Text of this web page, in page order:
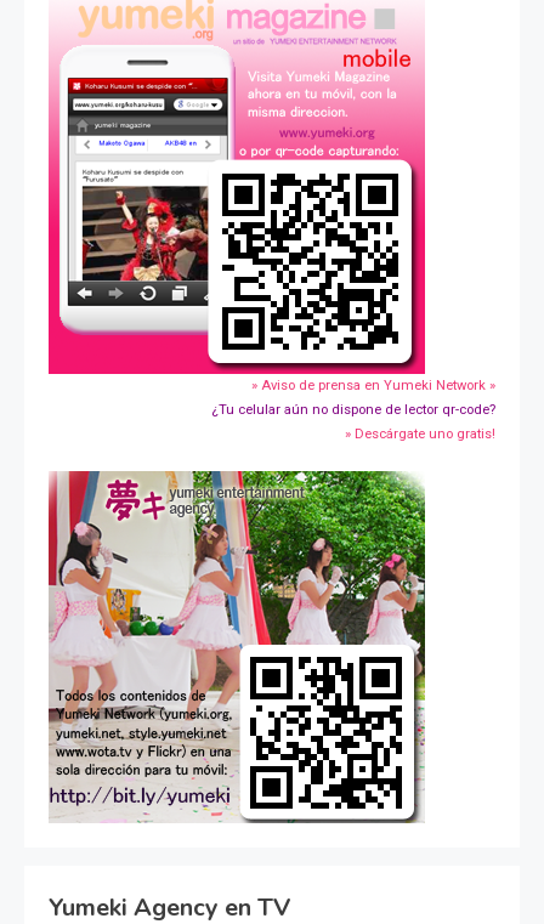
» Aviso de prensa en Yumeki Network »
¿Tu celular aún no dispone de lector qr-code?
» Descárgate uno gratis!
Yumeki Agency en TV